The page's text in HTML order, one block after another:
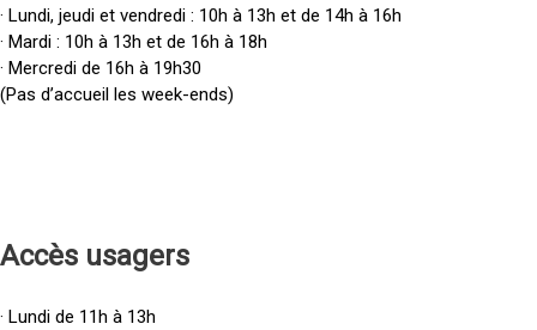
· Lundi, jeudi et vendredi : 10h à 13h et de 14h à 16h
· Mardi : 10h à 13h et de 16h à 18h
· Mercredi de 16h à 19h30
(Pas d’accueil les week-ends)
Accès usagers
· Lundi de 11h à 13h